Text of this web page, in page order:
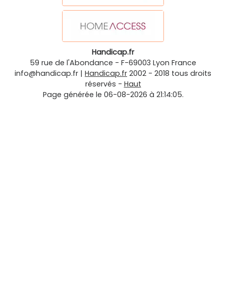
Handicap.fr
59 rue de l'Abondance - F-69003 Lyon France
info@handicap.fr | Handicap.fr 2002 - 2018 tous droits
réservés - Haut
Page générée le 06-08-2026 à 21:14:05.